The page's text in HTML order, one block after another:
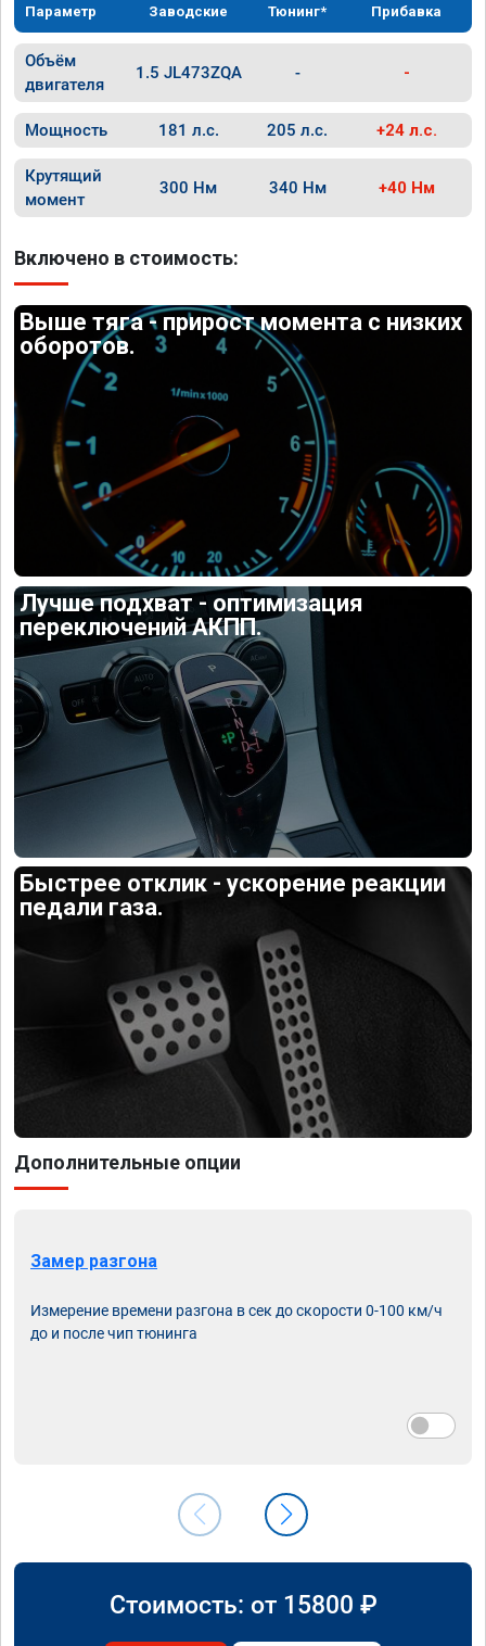
Параметр Заводские Тюнинг* Прибавка
Объём
двигателя
1.5 JL473ZQA - -
Мощность 181 л.с. 205 л.с. +24 л.с.
Крутящий
момент
300 Нм 340 Нм +40 Нм
Включено в стоимость:
Выше тяга - прирост момента с низких
оборотов.
Лучше подхват - оптимизация
переключений АКПП.
Быстрее отклик - ускорение реакции
педали газа.
Дополнительные опции
Замер разгона
Измерение времени разгона в сек до скорости 0-100 км/ч
до и после чип тюнинга
Стоимость: от 15800 ₽